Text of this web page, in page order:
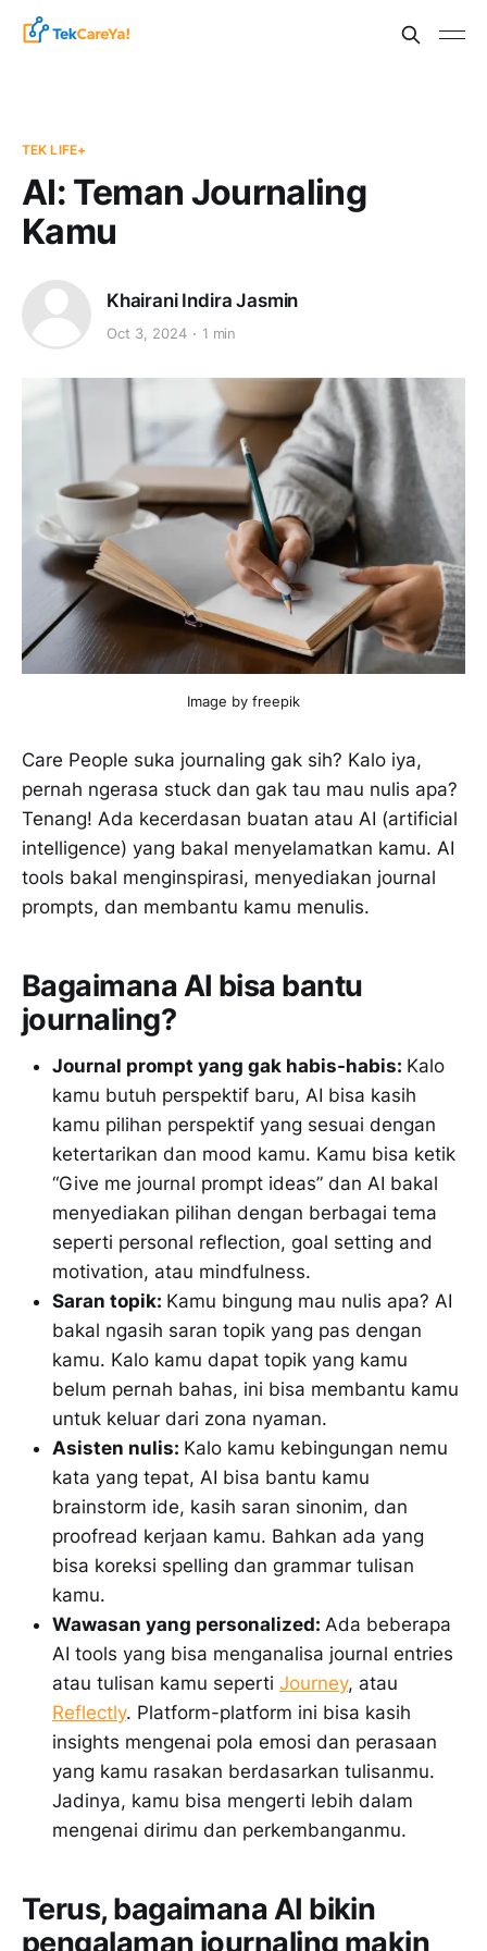
TEK LIFE+
AI: Teman Journaling
Kamu
Khairani Indira Jasmin
Oct 3, 2024 1 min
Image by freepik
Care People suka journaling gak sih? Kalo iya,
pernah ngerasa stuck dan gak tau mau nulis apa?
Tenang! Ada kecerdasan buatan atau AI (artificial
intelligence) yang bakal menyelamatkan kamu. AI
tools bakal menginspirasi, menyediakan journal
prompts, dan membantu kamu menulis.
Bagaimana AI bisa bantu
journaling?
Journal prompt yang gak habis-habis: Kalo
kamu butuh perspektif baru, AI bisa kasih
kamu pilihan perspektif yang sesuai dengan
ketertarikan dan mood kamu. Kamu bisa ketik
“Give me journal prompt ideas” dan AI bakal
menyediakan pilihan dengan berbagai tema
seperti personal reflection, goal setting and
motivation, atau mindfulness.
Saran topik: Kamu bingung mau nulis apa? AI
bakal ngasih saran topik yang pas dengan
kamu. Kalo kamu dapat topik yang kamu
belum pernah bahas, ini bisa membantu kamu
untuk keluar dari zona nyaman.
Asisten nulis: Kalo kamu kebingungan nemu
kata yang tepat, AI bisa bantu kamu
brainstorm ide, kasih saran sinonim, dan
proofread kerjaan kamu. Bahkan ada yang
bisa koreksi spelling dan grammar tulisan
kamu.
Wawasan yang personalized: Ada beberapa
AI tools yang bisa menganalisa journal entries
atau tulisan kamu seperti Journey, atau
Reflectly. Platform-platform ini bisa kasih
insights mengenai pola emosi dan perasaan
yang kamu rasakan berdasarkan tulisanmu.
Jadinya, kamu bisa mengerti lebih dalam
mengenai dirimu dan perkembanganmu.
Terus, bagaimana AI bikin
pengalaman journaling makin